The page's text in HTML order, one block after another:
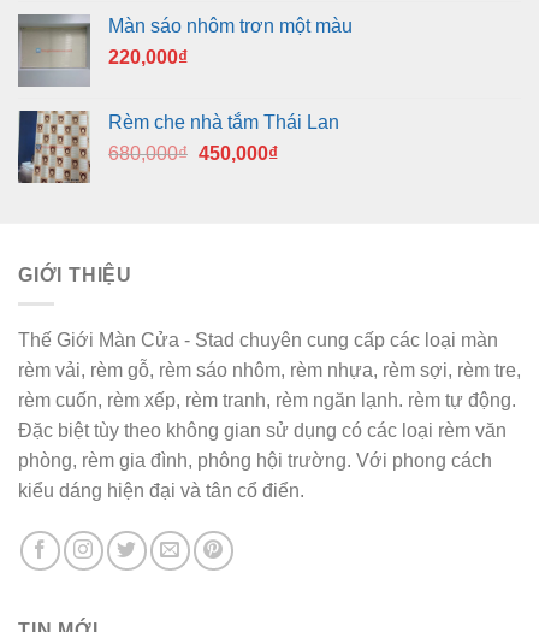
320,000₫.là:
Màn sáo nhôm trơn một màu
220,000₫
Rèm che nhà tắm Thái Lan
680,000₫ Giá
450,000₫Giá
GIỚI THIỆU
Thế Giới Màn Cửa - Stad chuyên cung cấp các loại màn
rèm vải, rèm gỗ, rèm sáo nhôm, rèm nhựa, rèm sợi, rèm tre,
rèm cuốn, rèm xếp, rèm tranh, rèm ngăn lạnh. rèm tự động.
Đặc biệt tùy theo không gian sử dụng có các loại rèm văn
phòng, rèm gia đình, phông hội trường. Với phong cách
kiểu dáng hiện đại và tân cổ điển.